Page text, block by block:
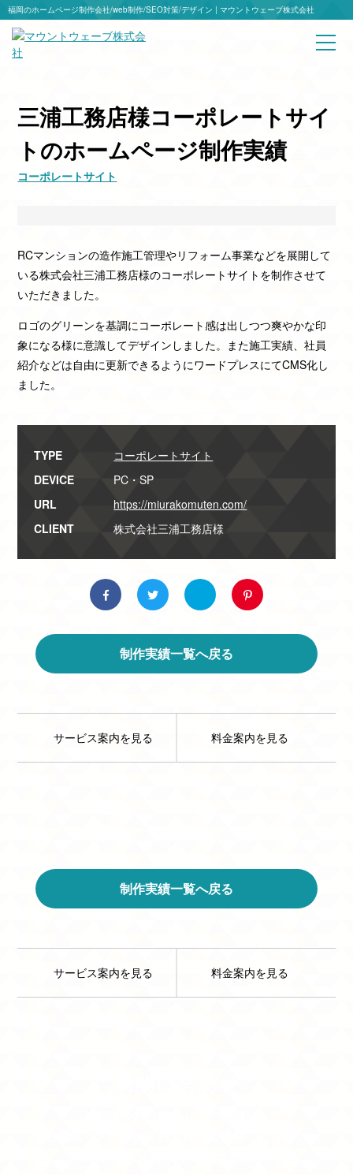
福岡のホームページ制作会社/web制作/SEO対策/デザイン | マウントウェーブ株式会社
三浦工務店様コーポレートサイ
トのホームページ制作実績
コーポレートサイト
RCマンションの造作施工管理やリフォーム事業などを展開して
いる株式会社三浦工務店様のコーポレートサイトを制作させて
いただきました。
ロゴのグリーンを基調にコーポレート感は出しつつ爽やかな印
象になる様に意識してデザインしました。また施工実績、社員
紹介などは自由に更新できるようにワードプレスにてCMS化し
ました。
TYPE
コーポレートサイト
DEVICE
PC・SP
URL
https://miurakomuten.com/
CLIENT
株式会社三浦工務店様
制作実績一覧へ戻る
サービス案内を見る 料金案内を見る
制作実績一覧へ戻る
サービス案内を見る 料金案内を見る